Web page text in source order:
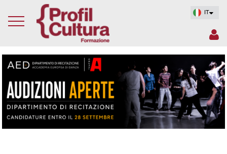
IT